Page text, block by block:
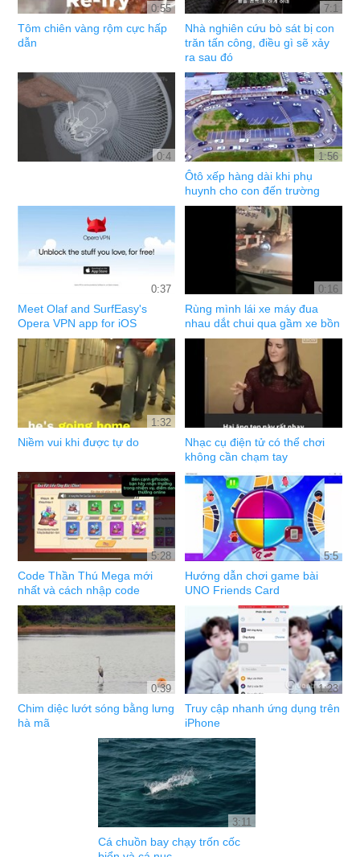
0:55
Tôm chiên vàng rộm cực hấp
dẫn
7:1
Nhà nghiên cứu bò sát bị con
trăn tấn công, điều gì sẽ xảy
ra sau đó
0:4 1:56
Ôtô xếp hàng dài khi phụ
huynh cho con đến trường
0:37
Meet Olaf and SurfEasy's
Opera VPN app for iOS
0:16
Rùng mình lái xe máy đua
nhau dắt chui qua gầm xe bồn
1:32
Niềm vui khi được tự do
Nhạc cụ điện tử có thể chơi
không cần chạm tay
5:28
Code Thần Thú Mega mới
nhất và cách nhập code
5:5
Hướng dẫn chơi game bài
UNO Friends Card
0:39
Chim diệc lướt sóng bằng lưng
hà mã
1:23
Truy cập nhanh ứng dụng trên
iPhone
3:11
Cá chuồn bay chạy trốn cốc